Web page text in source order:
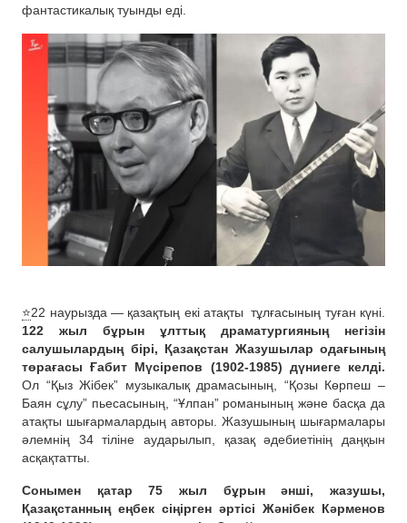
фантастикалық туынды еді.
⭐️22 наурызда — қазақтың екі атақты тұлғасының туған күні.
122 жыл бұрын ұлттық драматургияның негізін
салушылардың бірі, Қазақстан Жазушылар одағының
төрағасы Ғабит Мүсірепов (1902-1985) дүниеге келді.
Ол “Қыз Жібек” музыкалық драмасының, “Қозы Көрпеш –
Баян сұлу” пьесасының, “Ұлпан” романының және басқа да
атақты шығармалардың авторы. Жазушының шығармалары
әлемнің 34 тіліне аударылып, қазақ әдебиетінің даңқын
асқақтатты.
Сонымен қатар 75 жыл бұрын әнші, жазушы,
Қазақстанның еңбек сіңірген әртісі Жәнібек Кәрменов